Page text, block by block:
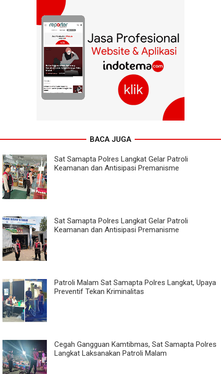
BACA JUGA
Sat Samapta Polres Langkat Gelar Patroli
Keamanan dan Antisipasi Premanisme
Sat Samapta Polres Langkat Gelar Patroli
Keamanan dan Antisipasi Premanisme
Patroli Malam Sat Samapta Polres Langkat, Upaya
Preventif Tekan Kriminalitas
Cegah Gangguan Kamtibmas, Sat Samapta Polres
Langkat Laksanakan Patroli Malam